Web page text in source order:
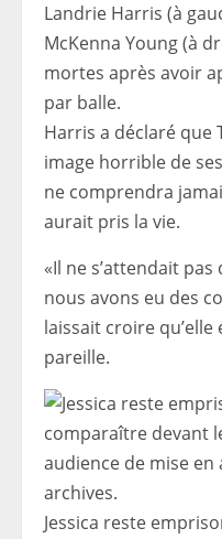
Landrie Harris (à
McKenna Young (à
mortes après avoir
par balle.
Harris a déclaré
image horrible de
ne comprendra
aurait pris la vie.
«Il ne s’attendait
nous avons eu des
laissait croire qu’elle
pareille.
Jessica reste